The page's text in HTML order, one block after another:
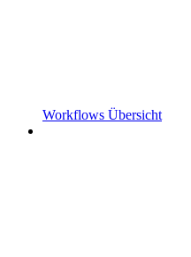
Workflows Übersicht